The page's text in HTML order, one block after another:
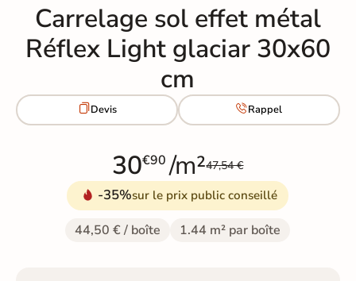
Carrelage sol effet métal
Réflex Light glaciar 30x60
cm
Devis Rappel
30€90 /m²47,54 €
-35%sur le prix public conseillé
44,50 € / boîte 1.44 m² par boîte